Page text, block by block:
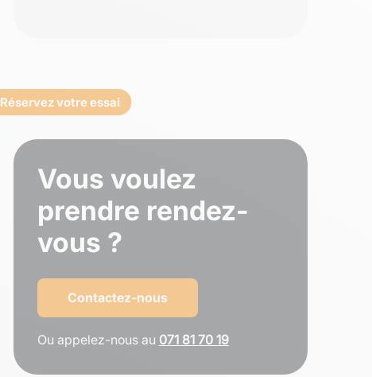
Réservez votre essai
Vous voulez
prendre rendez-
vous ?
Contactez-nous
Ou appelez-nous au 071 81 70 19